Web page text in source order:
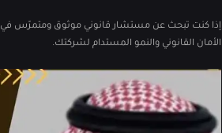
إذا كنت تبحث عن مستشار قانوني موثوق ومتمرّس في
الأمان القانوني والنمو المستدام لشركتك.